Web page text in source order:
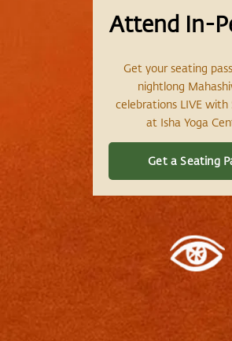
Attend In-
Get your seating
nightlong
celebrations LIVE with
at Isha Yoga
Get a Seating